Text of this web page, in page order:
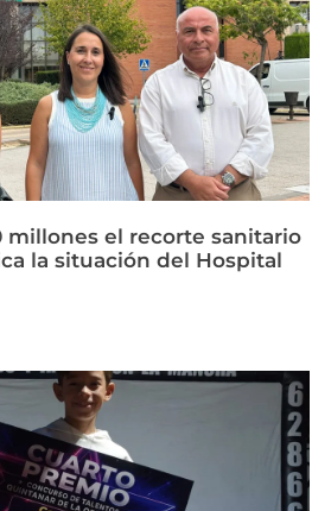
millones el recorte sanitario
la situación del Hospital